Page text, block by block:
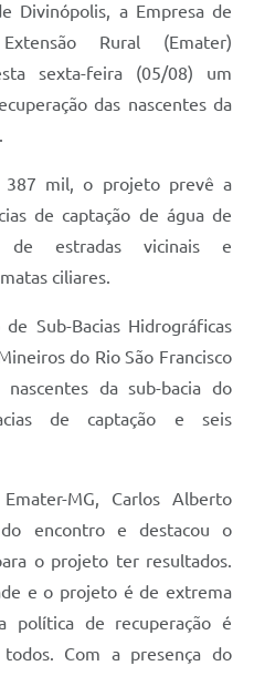
Divinópolis, a Empresa de
Rural (Emater)
sexta-feira (05/08) um
das nascentes da
387 mil, o projeto prevê a
de captação de água de
de estradas vicinais e
ciliares.
Sub-Bacias Hidrográficas
do Rio São Francisco
da sub-bacia do
de captação e seis
MG, Carlos Alberto
encontro e destacou o
o projeto ter resultados.
e o projeto é de extrema
política de recuperação é
Com a presença do